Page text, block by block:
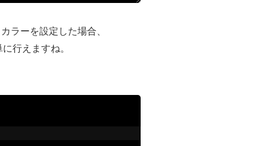
ラーを設定した場合、
行えますね。